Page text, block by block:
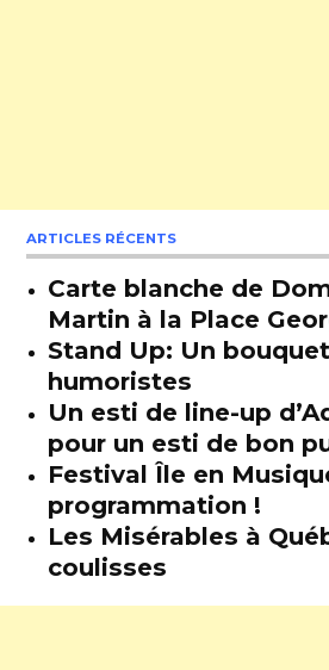
ARTICLES RÉCENTS
Carte blanche de
Martin à la Place
Stand Up: Un
humoristes
Un esti de line-up
pour un esti de bon
Festival Île en
programmation !
Les Misérables à
coulisses